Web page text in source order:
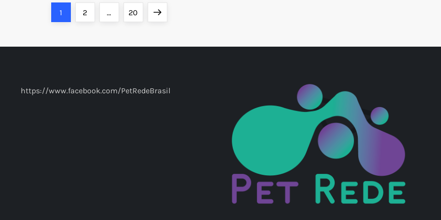
Page
1 Page
2 … Page
20 Next
https://www.facebook.com/PetRedeBrasil